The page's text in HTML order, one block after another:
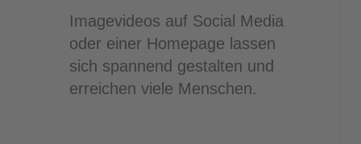
Imagevideos auf Social Media
oder einer Homepage lassen
sich spannend gestalten und
erreichen viele Menschen.